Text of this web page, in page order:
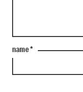
name*